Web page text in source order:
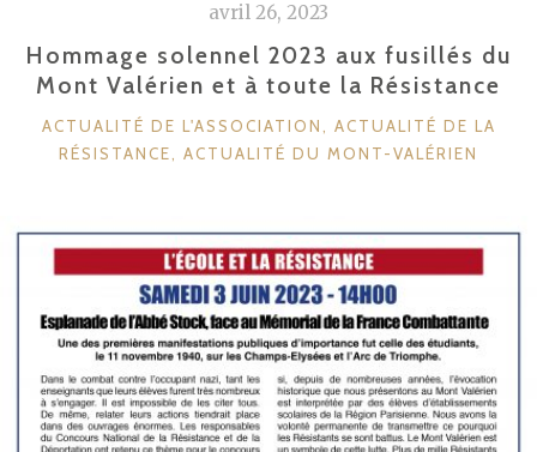
avril 26, 2023
Hommage solennel 2023 aux fusillés du
Mont Valérien et à toute la Résistance
CATÉGORIES
ACTUALITÉ DE L'ASSOCIATION, ACTUALITÉ DE LA
RÉSISTANCE, ACTUALITÉ DU MONT-VALÉRIEN